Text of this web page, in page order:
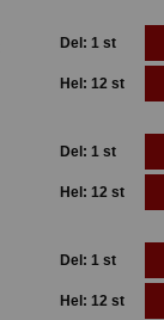
Del: 1 st
Hel: 12 st
Del: 1 st
Hel: 12 st
Del: 1 st
Hel: 12 st